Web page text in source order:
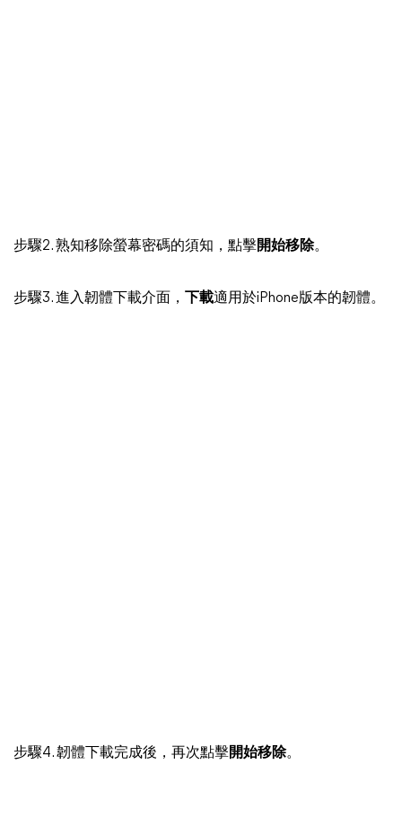
步驟2. 熟知移除螢幕密碼的須知，點擊開始移除。
步驟3. 進入韌體下載介面， 下載適用於iPhone版本的韌體。
步驟4. 韌體下載完成後，再次點擊開始移除。